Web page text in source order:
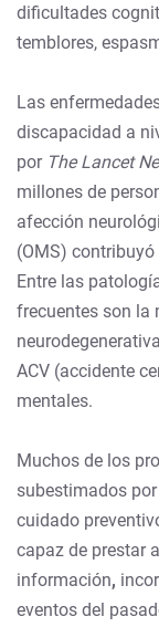
dificultades
temblores,
Las
discapacidad a
por The Lancet
millones de
afección
(OMS)
Entre las
frecuentes son la
ACV (accidente
mentales.
Muchos de los
subestimados
cuidado
capaz de prestar
información,
eventos del